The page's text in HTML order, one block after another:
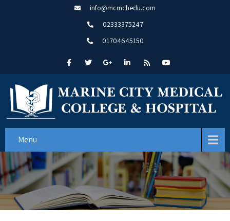
info@mcmchedu.com
02333375247
01704645150
Menu